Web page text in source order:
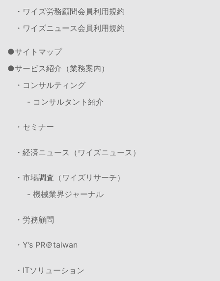
・ワイズ労務顧問会員利用規約
・ワイズニュース会員利用規約
サイトマップ
サービス紹介（業務案内）
・コンサルティング
- コンサルタント紹介
・セミナー
・経済ニュース（ワイズニュース）
・市場調査（ワイズリサーチ）
- 機械業界ジャーナル
・労務顧問
・Y’s PR＠taiwan
・ITソリューション